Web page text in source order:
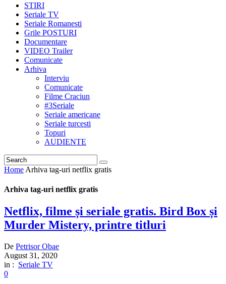
STIRI
Seriale TV
Seriale Romanesti
Grile POSTURI
Documentare
VIDEO Trailer
Comunicate
Arhiva
Interviu
Comunicate
Filme Craciun
#3Seriale
Seriale americane
Seriale turcesti
Topuri
AUDIENTE
Home Arhiva tag-uri netflix gratis
Arhiva tag-uri netflix gratis
Netflix, filme și seriale gratis. Bird Box și
Murder Mistery, printre titluri
De Petrisor Obae
August 31, 2020
in : Seriale TV
0